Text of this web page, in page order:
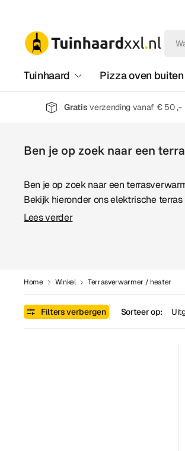
Tuinhaard Pizza oven buiten
Gratisverzending vanaf € 50 ,-
Ben je op zoek naar een
Ben je op zoek naar een
Bekijk hieronder ons elektrische
Lees verder
Home Winkel Terrasverwarmer / heater
Filters verbergen Sorteer op: